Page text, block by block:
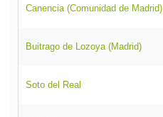
Canencia (Comunidad de Madrid)
Buitrago de Lozoya (Madrid)
Soto del Real